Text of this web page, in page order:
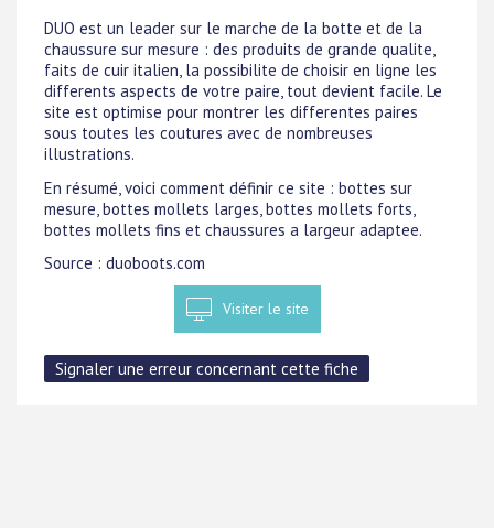
DUO est un leader sur le marche de la botte et de la
chaussure sur mesure : des produits de grande qualite,
faits de cuir italien, la possibilite de choisir en ligne les
differents aspects de votre paire, tout devient facile. Le
site est optimise pour montrer les differentes paires
sous toutes les coutures avec de nombreuses
illustrations.
En résumé, voici comment définir ce site : bottes sur
mesure, bottes mollets larges, bottes mollets forts,
bottes mollets fins et chaussures a largeur adaptee.
Source : duoboots.com
Visiter le site